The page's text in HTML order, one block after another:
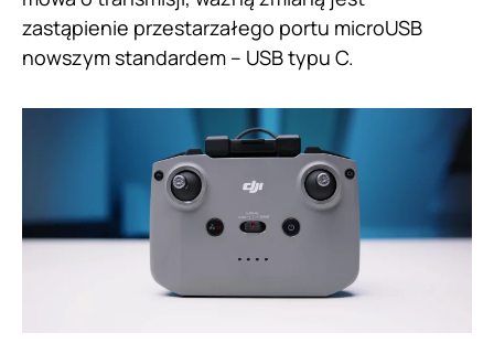
zastąpienie przestarzałego portu microUSB
nowszym standardem – USB typu C.